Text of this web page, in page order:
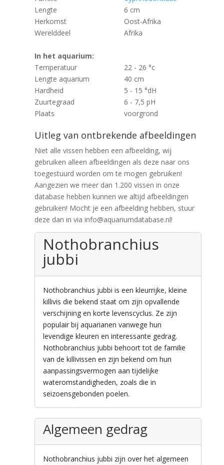
Lengte
6 cm
Herkomst
Oost-Afrika
Werelddeel
Afrika
In het aquarium:
Temperatuur
22 - 26 °c
Lengte aquarium
40 cm
Hardheid
5 - 15 °dH
Zuurtegraad
6 - 7,5 pH
Plaats
voorgrond
Uitleg van ontbrekende afbeeldingen
Niet alle vissen hebben een afbeelding, wij
gebruiken alleen afbeeldingen als deze naar ons
toegestuurd worden om te mogen gebruiken!
Aangezien we meer dan 1.200 vissen in onze
database hebben kunnen we altijd afbeeldingen
gebruiken! Mocht je een afbeelding hebben, stuur
deze dan in via info@aquariumdatabase.nl!
Nothobranchius
jubbi
Nothobranchius jubbi is een kleurrijke, kleine
killivis die bekend staat om zijn opvallende
verschijning en korte levenscyclus. Ze zijn
populair bij aquarianen vanwege hun
levendige kleuren en interessante gedrag.
Nothobranchius jubbi behoort tot de familie
van de killivissen en zijn bekend om hun
aanpassingsvermogen aan tijdelijke
wateromstandigheden, zoals die in
seizoensgebonden poelen.
Algemeen gedrag
Nothobranchius jubbi zijn over het algemeen